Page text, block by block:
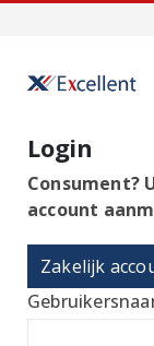
Login
Consument?
account
Zakelijk